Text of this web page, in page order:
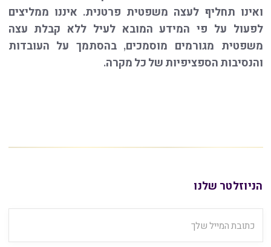
ואינו תחליף לעצה משפטית פרטנית. איננו ממליצים
לפעול על פי המידע המובא לעיל ללא קבלת עצה
משפטית מגורמים מוסמכים, בהסתמך על העובדות
והנסיבות הספציפיות של כל מקרה.
הניוזלטר שלנו